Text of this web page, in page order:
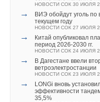
НОВОСТИ СОК 30 ИЮЛЯ
→
ВИЭ обойдут уголь по
текущем году
НОВОСТИ СОК 27 ИЮЛЯ
→
Китай опубликовал
период 2026-2030 гг.
НОВОСТИ СОК 24 ИЮЛЯ
→
В Дагестане ввели
ветроэлектростанции
НОВОСТИ СОК 23 ИЮЛЯ
→
LONGi вновь
эффективности
35,5%
ИСТОЧНИК:РАВВ
Читайте по теме:
Опубликовано
водоканалов
НОВОСТИ СОК 1 ИЮНЯ
РАВВ представила
водоснабжения и
НОВОСТИ СОК 7 АПРЕЛЯ
Текст комментария